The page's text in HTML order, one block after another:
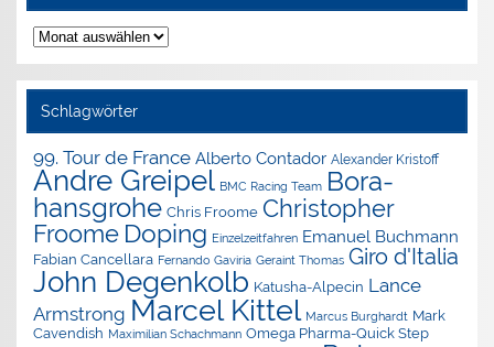
Nachrichten-
Archiv
Schlagwörter
99. Tour de France Alberto Contador Alexander Kristoff
Andre Greipel BMC Racing Team Bora-
hansgrohe Chris Froome Christopher
Froome Doping Einzelzeitfahren Emanuel Buchmann
Fabian Cancellara Fernando Gaviria Geraint Thomas Giro d'Italia
John Degenkolb Katusha-Alpecin Lance
Armstrong Marcel Kittel Marcus Burghardt Mark
Cavendish Maximilian Schachmann Omega Pharma-Quick Step